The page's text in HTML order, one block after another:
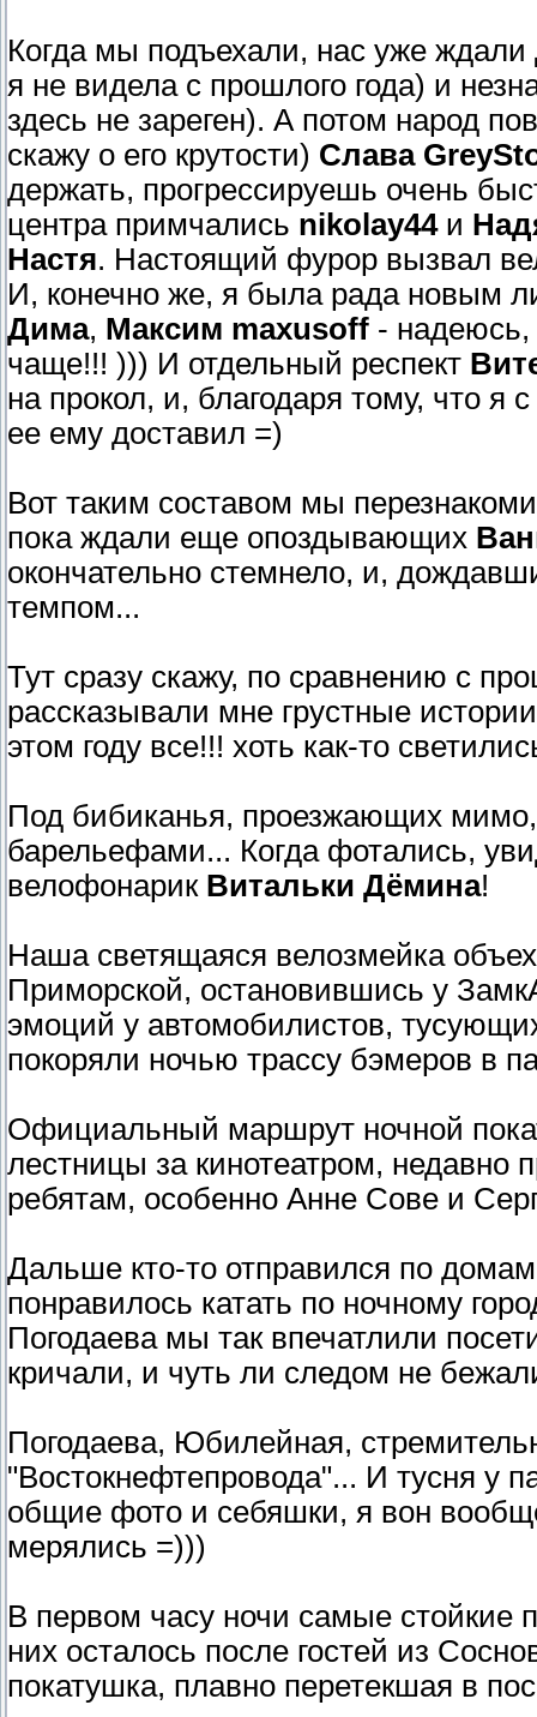
Когда мы подъехали, нас уже ждали
я не видела с прошлого года) и
здесь не зареген). А потом народ
скажу о его крутости) Слава
держать, прогрессируешь очень
центра примчались nikolay44и
Настя. Настоящий фурор вызвал
И, конечно же, я была рада новым
Дима, Максим maxusoff - надеюсь,
чаще!!! ))) И отдельный респект
на прокол, и, благодаря тому, что я
ее ему доставил =)
Вот таким составом мы
пока ждали еще опоздывающих
окончательно стемнело, и,
темпом...
Тут сразу скажу, по сравнению с
рассказывали мне грустные
этом году все!!! хоть как-то
Под бибиканья, проезжающих
барельефами... Когда фотались,
велофонарик Витальки Дёмина!
Наша светящаяся велозмейка
Приморской, остановившись у
эмоций у автомобилистов,
покоряли ночью трассу бэмеров в
Официальный маршрут ночной
лестницы за кинотеатром, недавно
ребятам, особенно Анне Сове и
Дальше кто-то отправился по
понравилось катать по ночному
Погодаева мы так впечатлили
кричали, и чуть ли следом не
Погодаева, Юбилейная,
"Востокнефтепровода"... И тусня у
общие фото и себяшки, я вон
мерялись =)))
В первом часу ночи самые стойкие
них осталось после гостей из
покатушка, плавно перетекшая в